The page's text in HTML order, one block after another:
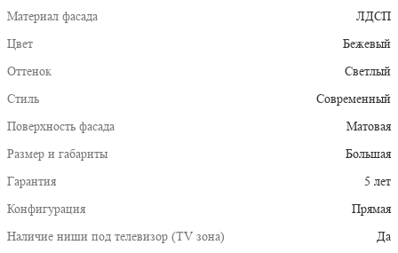
Материал фасада
ЛДСП
Цвет
Бежевый
Оттенок
Светлый
Стиль
Современный
Поверхность фасада
Матовая
Размер и габариты
Большая
Гарантия
5 лет
Конфигурация
Прямая
Наличие ниши под телевизор (TV зона)
Да